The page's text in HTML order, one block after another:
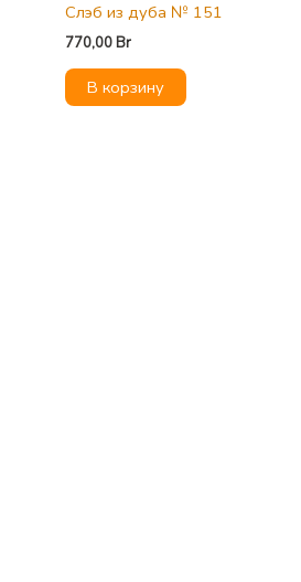
Слэб из дуба № 151
770,00Br
В корзину